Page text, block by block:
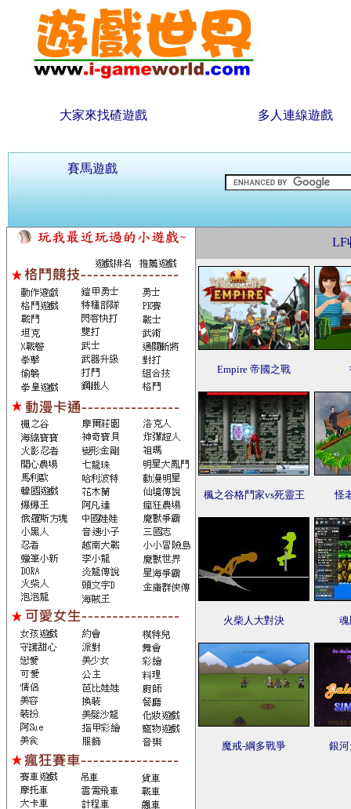
大家來找碴遊戲 多人連線遊戲
賽馬遊戲
LF
Empire 帝國之戰
楓之谷格鬥家vs死靈王 怪
火柴人大對決
魔戒-綱多戰爭 銀